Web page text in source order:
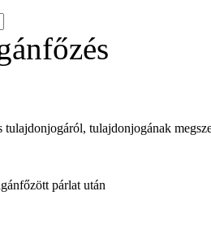
tulajdonjogáról, tulajdonjogának
párlat után